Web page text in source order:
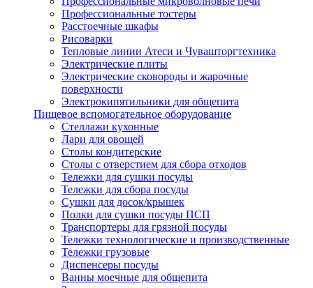
Профессиональные тостеры
Расстоечные шкафы
Рисоварки
Тепловые линии Атеси и Чувашторгтехника
Электрические плиты
Электрические сковороды и жарочные
поверхности
Электрокипятильники для общепита
Пищевое вспомогательное оборудование
Стеллажи кухонные
Лари для овощей
Столы кондитерские
Столы с отверстием для сбора отходов
Тележки для сушки посуды
Тележки для сбора посуды
Сушки для досок/крышек
Полки для сушки посуды ПСП
Транспортеры для грязной посуды
Тележки технологические и производственные
Тележки грузовые
Диспенсеры посуды
Ванны моечные для общепита